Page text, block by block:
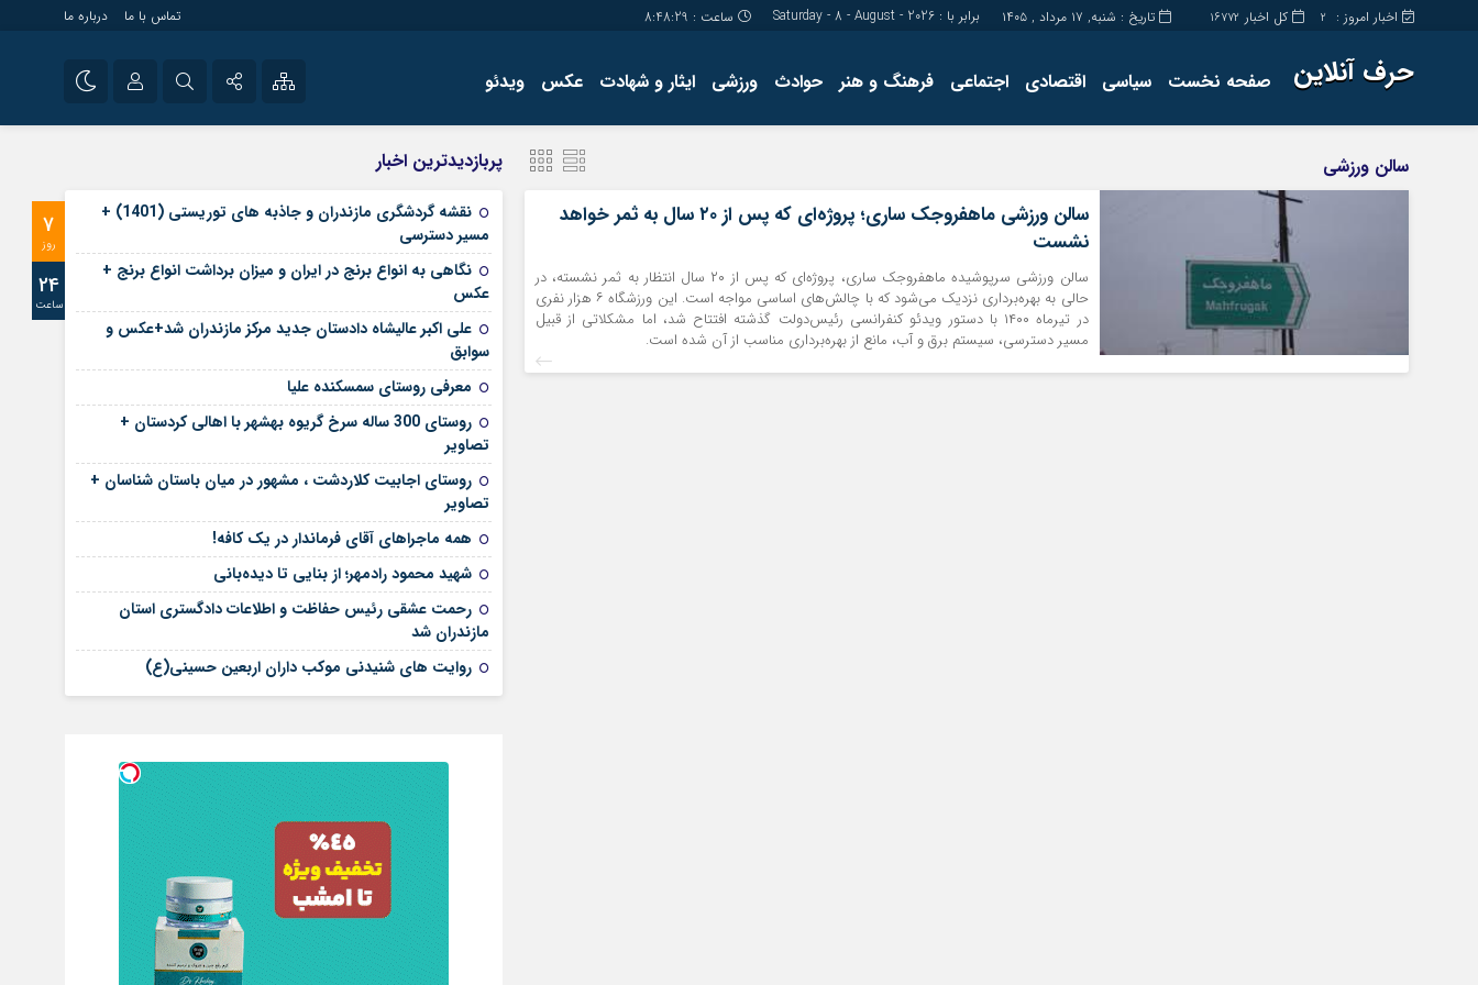
کل اخبار 16772 اخبار امروز : 2 تاریخ : شنبه, ۱۷ مرداد , ۱۴۰۵ برابر با : Saturday - 8 - August - 2026 ساعت : 8:48:29 تماس با ما درباره ما
حرف آنلاین صفحه نخست سیاسی اقتصادی اجتماعی فرهنگ و هنر حوادث ورزشی ایثار و شهادت عکس ویدئو
رمز عبور
مرا به خاطر بسپار
کارگاه آموزشی راه اندازی سایت و
تولید محتوا سایت های خبری و
مجله ای سالن ورزشی
سالن ورزشی ماهفروجک ساری؛ پروژه‌ای که پس از ۲۰ سال به ثمر خواهد
نشست
سالن ورزشی سرپوشیده ماهفروجک ساری، پروژه‌ای که پس از ۲۰ سال انتظار به ثمر نشسته، در
حالی به بهره‌برداری نزدیک می‌شود که با چالش‌های اساسی مواجه است. این ورزشگاه ۶ هزار نفری
در تیرماه ۱۴۰۰ با دستور ویدئو کنفرانسی رئیس‌دولت گذشته افتتاح شد، اما مشکلاتی از قبیل
مسیر دسترسی، سیستم برق و آب، مانع از بهره‌برداری مناسب از آن شده است.
پربازدیدترین اخبار
7
روز
24
ساعت
نقشه گردشگری مازندران و جاذبه های توریستی (1401) +
مسیر دسترسی
نگاهی به انواع برنج در ایران و میزان برداشت انواع برنج +
عکس
علی‌ اکبر عالیشاه دادستان جدید مرکز مازندران شد+عکس و
سوابق
معرفی روستای سمسکنده علیا
روستای 300 ساله سرخ ‌گریوه بهشهر با اهالی کردستان +
تصاویر
روستای اجابیت کلاردشت ، مشهور در میان باستان شناسان +
تصاویر
همه ماجراهای آقای فرماندار در یک کافه!
شهید محمود رادمهر؛ از بنایی تا دیده‌بانی
رحمت عشقی رئیس حفاظت و اطلاعات دادگستری استان
مازندران شد
روایت های شنیدنی موکب داران اربعین حسینی(ع)